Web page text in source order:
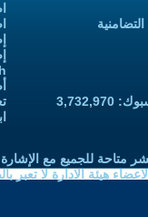
متاحة للجميع مع
هيئة الادارة لا تعبر